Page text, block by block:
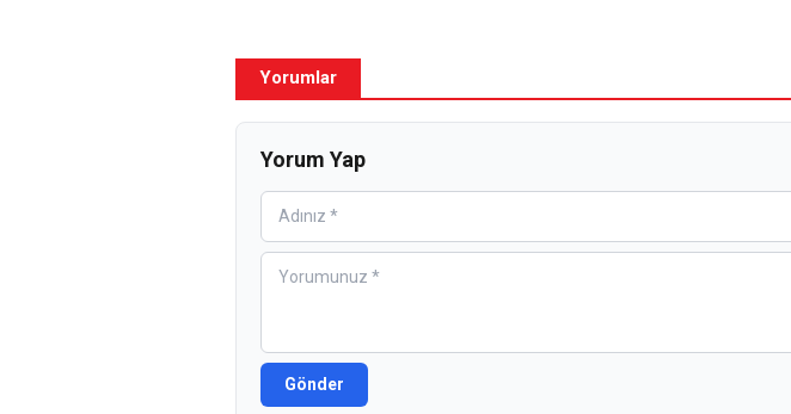
Yorumlar
Yorum Yap
Gönder